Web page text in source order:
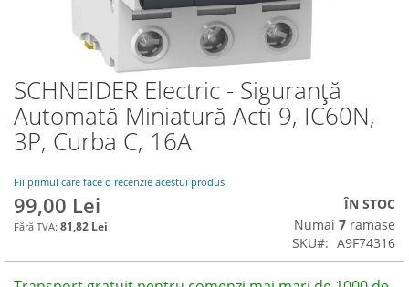
SCHNEIDER Electric - Siguranță
Automată Miniatură Acti 9, IC60N,
3P, Curba C, 16A
Fii primul care face o recenzie acestui produs
99,00 Lei
81,82 Lei
ÎN STOC
Numai 7 ramase
SKU
A9F74316
Skip
to
the
beginning
the
images
gallery